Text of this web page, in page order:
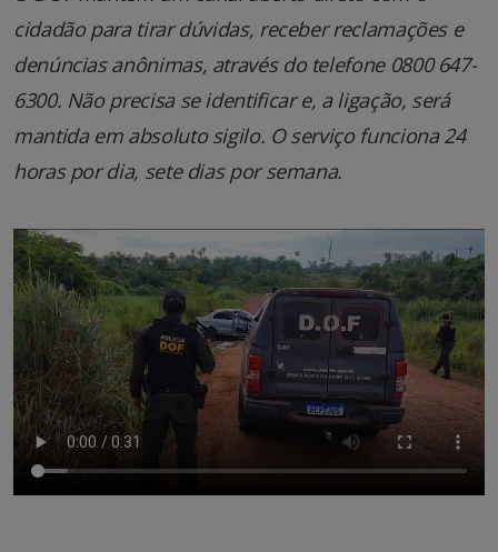
cidadão para tirar dúvidas, receber reclamações e
denúncias anônimas, através do telefone 0800 647-
6300. Não precisa se identificar e, a ligação, será
mantida em absoluto sigilo. O serviço funciona 24
horas por dia, sete dias por semana.